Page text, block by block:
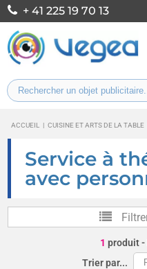
+ 41 225 19 70 13
ACCUEIL | CUISINE ET ARTS DE LA TABLE
Service à
avec
1 produit-
Trier par...